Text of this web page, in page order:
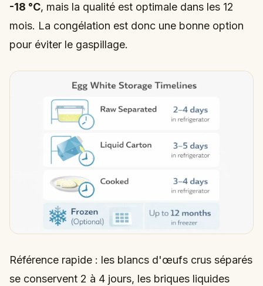
-18 °C, mais la qualité est optimale dans les 12
mois. La congélation est donc une bonne option
pour éviter le gaspillage.
Référence rapide : les blancs d'œufs crus séparés
se conservent 2 à 4 jours, les briques liquides